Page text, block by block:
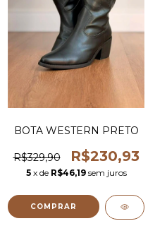
BOTA WESTERN PRETO
R$329,90 R$230,93
5 x de R$46,19 sem juros
COMPRAR